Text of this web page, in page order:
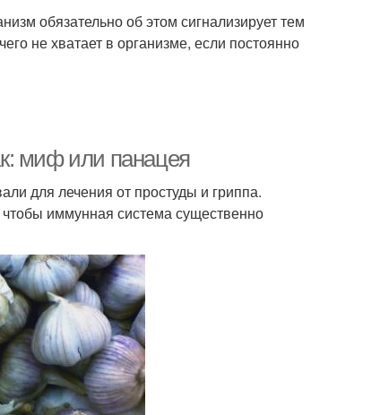
обязательно об этом сигнализирует тем
не хватает в организме, если постоянно
миф или панацея
для лечения от простуды и гриппа.
чтобы иммунная система существенно